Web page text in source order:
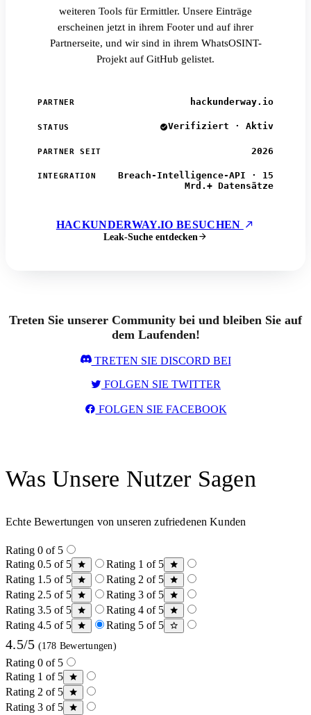
weiteren Tools für Ermittler. Unsere Einträge
erscheinen jetzt in ihrem Footer und auf ihrer
Partnerseite, und wir sind in ihrem WhatsOSINT-
Projekt auf GitHub gelistet.
PARTNER hackunderway.io
STATUS Verifiziert · Aktiv
PARTNER SEIT 2026
INTEGRATION
Breach-Intelligence-API · 15
Mrd.+ Datensätze
HACKUNDERWAY.IO BESUCHEN
Leak-Suche entdecken
Treten Sie unserer Community bei und bleiben Sie auf
dem Laufenden!
TRETEN SIE DISCORD BEI
FOLGEN SIE TWITTER
FOLGEN SIE FACEBOOK
Was Unsere Nutzer Sagen
Echte Bewertungen von unseren zufriedenen Kunden
Rating 0 of 5
Rating 0.5 of 5
Rating 1 of 5
Rating 1.5 of 5
Rating 2 of 5
Rating 2.5 of 5
Rating 3 of 5
Rating 3.5 of 5
Rating 4 of 5
Rating 4.5 of 5
Rating 5 of 5
4.5/5 (178 Bewertungen)
Rating 0 of 5
Rating 1 of 5
Rating 2 of 5
Rating 3 of 5